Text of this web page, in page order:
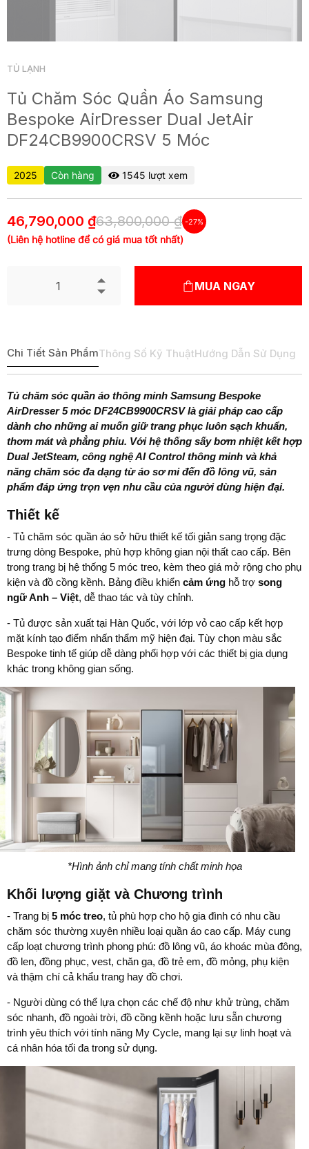
TỦ LẠNH
Tủ Chăm Sóc Quần Áo Samsung
Bespoke AirDresser Dual JetAir
DF24CB9900CRSV 5 Móc
2025 Còn hàng 1545 lượt xem
46,790,000 ₫63,800,000 ₫ -27%
(Liên hệ hotline để có giá mua tốt nhất)
MUA NGAY
Chi Tiết Sản PhẩmThông Số Kỹ ThuậtHướng Dẫn Sử Dụng
Tủ chăm sóc quần áo thông minh Samsung Bespoke
AirDresser 5 móc DF24CB9900CRSV là giải pháp cao cấp
dành cho những ai muốn giữ trang phục luôn sạch khuẩn,
thơm mát và phẳng phiu. Với hệ thống sấy bơm nhiệt kết hợp
Dual JetSteam, công nghệ AI Control thông minh và khả
năng chăm sóc đa dạng từ áo sơ mi đến đồ lông vũ, sản
phẩm đáp ứng trọn vẹn nhu cầu của người dùng hiện đại.
Thiết kế
- Tủ chăm sóc quần áo sở hữu thiết kế tối giản sang trọng đặc
trưng dòng Bespoke, phù hợp không gian nội thất cao cấp. Bên
trong trang bị hệ thống 5 móc treo, kèm theo giá mở rộng cho phụ
kiện và đồ cồng kềnh. Bảng điều khiển cảm ứng hỗ trợ song
ngữ Anh – Việt, dễ thao tác và tùy chỉnh.
- Tủ được sản xuất tại Hàn Quốc, với lớp vỏ cao cấp kết hợp
mặt kính tạo điểm nhấn thẩm mỹ hiện đại. Tùy chọn màu sắc
Bespoke tinh tế giúp dễ dàng phối hợp với các thiết bị gia dụng
khác trong không gian sống.
*Hình ảnh chỉ mang tính chất minh họa
Khối lượng giặt và Chương trình
- Trang bị 5 móc treo, tủ phù hợp cho hộ gia đình có nhu cầu
chăm sóc thường xuyên nhiều loại quần áo cao cấp. Máy cung
cấp loạt chương trình phong phú: đồ lông vũ, áo khoác mùa đông,
đồ len, đồng phục, vest, chăn ga, đồ trẻ em, đồ mỏng, phụ kiện
và thậm chí cả khẩu trang hay đồ chơi.
- Người dùng có thể lựa chọn các chế độ như khử trùng, chăm
sóc nhanh, đồ ngoài trời, đồ cồng kềnh hoặc lưu sẵn chương
trình yêu thích với tính năng My Cycle, mang lại sự linh hoạt và
cá nhân hóa tối đa trong sử dụng.